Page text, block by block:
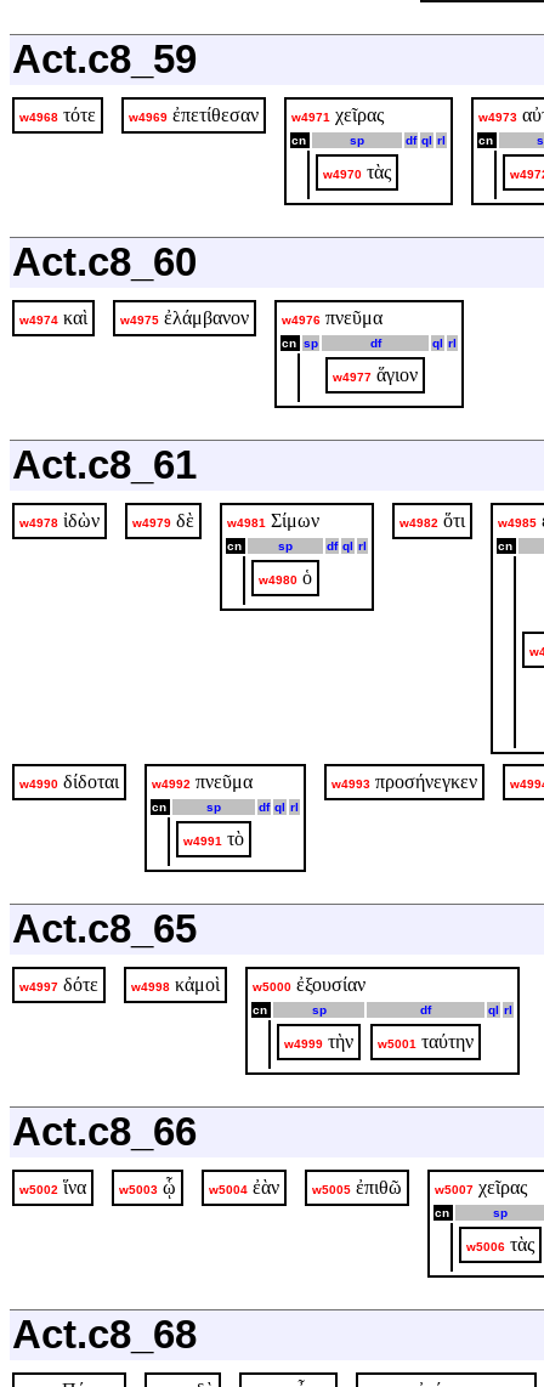
Act.c8_59
w4968 τότε w4969 ἐπετίθεσαν w4971 χεῖρας
cn sp df ql rl
w4970 τὰς
w4973
cn
Act.c8_60
w4974 καὶ w4975 ἐλάμβανον w4976 πνεῦμα
cn sp df ql rl
w4977 ἅγιον
Act.c8_61
w4978 ἰδὼν w4979 δὲ w4981 Σίμων
cn sp df ql rl
w4980 ὁ
w4982 ὅτι w4985
cn
w4990 δίδοται w4992 πνεῦμα
cn sp df ql rl
w4991 τὸ
w4993 προσήνεγκεν
Act.c8_65
w4997 δότε w4998 κἀμοὶ w5000 ἐξουσίαν
cn sp df ql rl
w4999 τὴν w5001 ταύτην
Act.c8_66
w5002 ἵνα w5003 ᾧ w5004 ἐὰν w5005 ἐπιθῶ w5007 χεῖρας
cn sp
w5006 τὰς
Act.c8_68